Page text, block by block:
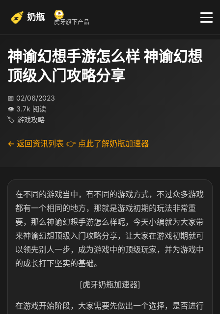
奶瓶 虎牙旗下产品
神谕幻想手游怎么样 神谕幻想
顶级入门攻略分享
📅 02/06/2023
👁 3.7k 阅读
🏷 游戏攻略
← 返回资讯列表 👉 点此了解奶瓶加速器
在不同的游戏当中，有不同的游戏方式，不过众多游戏
都有一个相同的地方，那就是游戏初期的玩法非常重
要，那么神谕幻想手游怎么样呢，今天小编就为大家带
来神谕幻想顶级入门攻略分享，让大家在游戏初期就可
以领先别人一步，成为游戏中的顶级玩家，并为游戏中
的成长打下坚实的基础。
[虎牙奶瓶加速器]
在游戏开始阶段，大家需要先做出一个选择，是否进行